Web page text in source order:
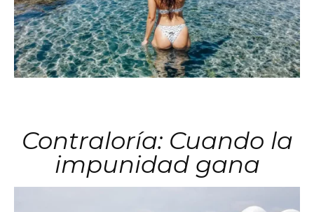
Contraloría: Cuando la
impunidad gana